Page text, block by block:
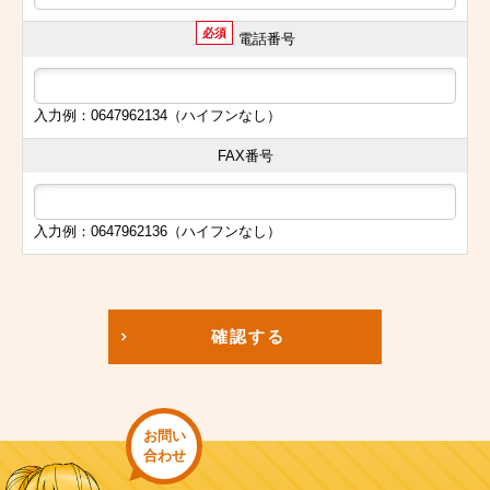
必須 電話番号
入力例：0647962134（ハイフンなし）
FAX番号
入力例：0647962136（ハイフンなし）
確認する
お問い
合わせ